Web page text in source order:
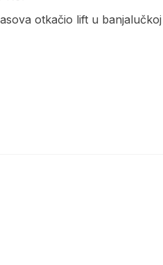
otkačio lift u